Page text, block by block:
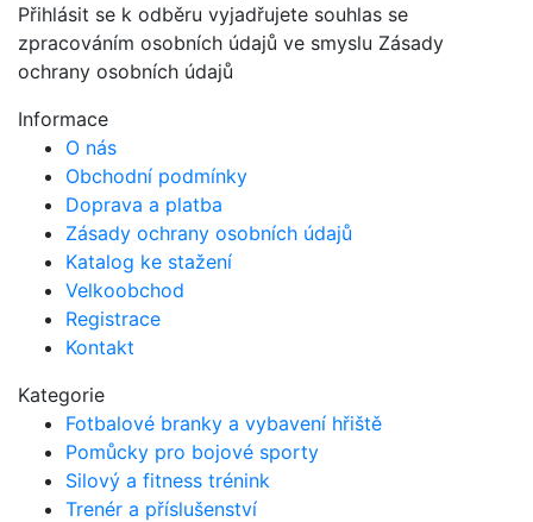
Přihlásit se k odběru vyjadřujete souhlas se
zpracováním osobních údajů ve smyslu Zásady
ochrany osobních údajů
Informace
O nás
Obchodní podmínky
Doprava a platba
Zásady ochrany osobních údajů
Katalog ke stažení
Velkoobchod
Registrace
Kontakt
Kategorie
Fotbalové branky a vybavení hřiště
Pomůcky pro bojové sporty
Silový a fitness trénink
Trenér a příslušenství